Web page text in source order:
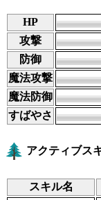
HP
攻撃
防御
魔法攻撃
魔法防御
すばやさ
アクティブス
スキル名